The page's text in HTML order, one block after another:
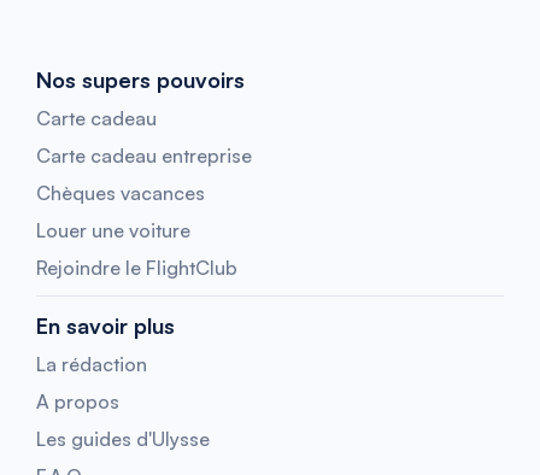
Nos supers pouvoirs
Carte cadeau
Carte cadeau entreprise
Chèques vacances
Louer une voiture
Rejoindre le FlightClub
En savoir plus
La rédaction
A propos
Les guides d'Ulysse